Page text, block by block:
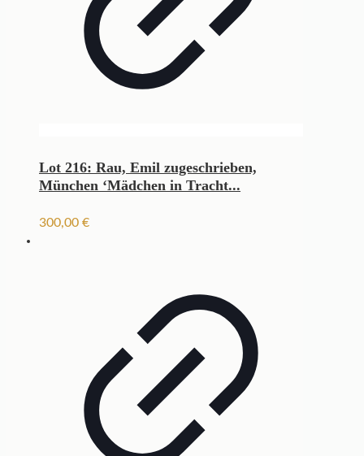
Lot 216: Rau, Emil zugeschrieben,
München ‘Mädchen in Tracht...
300,00 €